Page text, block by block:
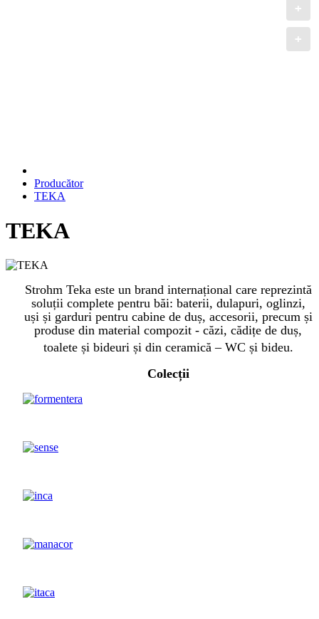
Producător
TEKA
TEKA
Strohm Teka este un brand internațional care reprezintă
soluții complete pentru băi: baterii, dulapuri, oglinzi,
uși și garduri pentru cabine de duș, accesorii, precum și
produse din material compozit - căzi, cădițe de duș,
toalete și bideuri și din ceramică – WC și bideu.
Colecții